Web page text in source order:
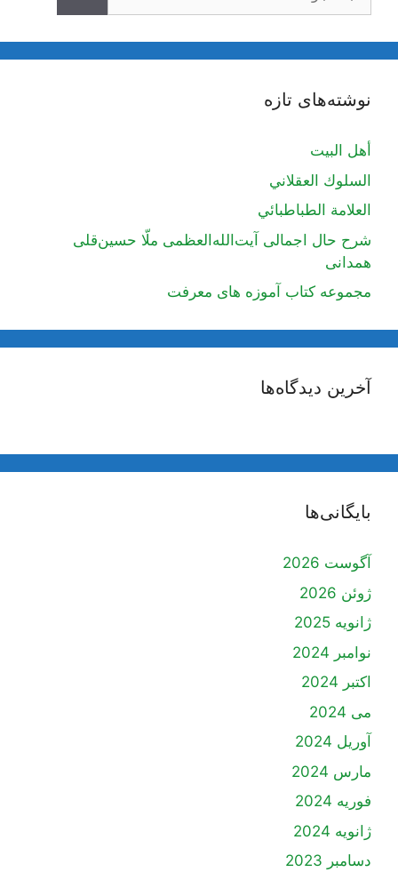
نوشته‌های تازه
أهل البيت
السلوك العقلاني
العلامة الطباطبائي
شرح حال اجمالی آیت‌الله‌العظمی ملّا حسین‌قلی
همدانی
مجموعه کتاب آموزه های معرفت
آخرین دیدگاه‌ها
بایگانی‌ها
آگوست 2026
ژوئن 2026
ژانویه 2025
نوامبر 2024
اکتبر 2024
می 2024
آوریل 2024
مارس 2024
فوریه 2024
ژانویه 2024
دسامبر 2023